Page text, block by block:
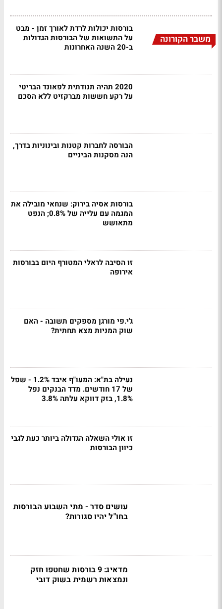
משבר הקורונה
בורסות יכולות לרדת לאורך זמן - מבט
על התשואות של הבורסות הגדולות
ב-20 השנה האחרונות
2020 תהיה תנודתית לפאונד הבריטי
על רקע חששות מברקזיט ללא הסכם
הבורסה לחברות קטנות ובינוניות בדרך,
הנה מסקנות הביניים
בורסות אסיה בירוק: שנחאי מובילה את
המגמה עם עלייה של 0.8%; הנפט
מתאושש
זו הסיבה לראלי המטורף היום בבורסות
אירופה
ג'י.פי מורגן מספקים תשובה - האם
שוק המניות מצא תחתית?
נעילה בת"א: המעו"ף איבד 1.2% - שפל
של 17 חודשים. מדד הבנקים נפל
1.8%, בזק דווקא עלתה 3.8%
זו אולי השאלה הגדולה ביותר כעת לגבי
כיוון הבורסות
עושים סדר - מתי השבוע הבורסות
בחו"ל יהיו סגורות?
מדאיג: 9 בורסות שחטפו חזק
ונמצאות רשמית בשוק דובי